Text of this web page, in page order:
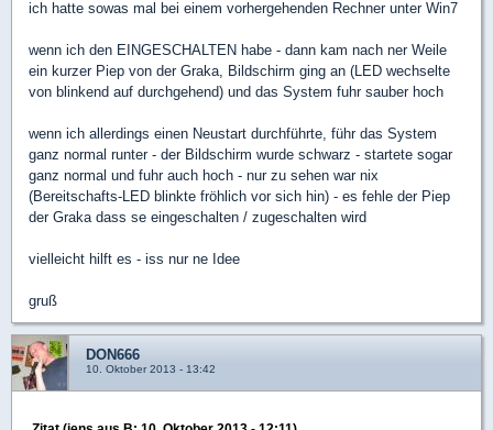
ich hatte sowas mal bei einem vorhergehenden Rechner unter Win7
wenn ich den EINGESCHALTEN habe - dann kam nach ner Weile
ein kurzer Piep von der Graka, Bildschirm ging an (LED wechselte
von blinkend auf durchgehend) und das System fuhr sauber hoch
wenn ich allerdings einen Neustart durchführte, führ das System
ganz normal runter - der Bildschirm wurde schwarz - startete sogar
ganz normal und fuhr auch hoch - nur zu sehen war nix
(Bereitschafts-LED blinkte fröhlich vor sich hin) - es fehle der Piep
der Graka dass se eingeschalten / zugeschalten wird
vielleicht hilft es - iss nur ne Idee
gruß
DON666
10. Oktober 2013 - 13:42